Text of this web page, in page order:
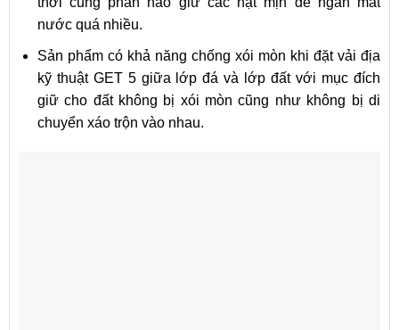
nước quá nhiều.
Sản phẩm có khả năng chống xói mòn khi đặt vải địa
kỹ thuật GET 5 giữa lớp đá và lớp đất với mục đích
giữ cho đất không bị xói mòn cũng như không bị di
chuyển xáo trộn vào nhau.